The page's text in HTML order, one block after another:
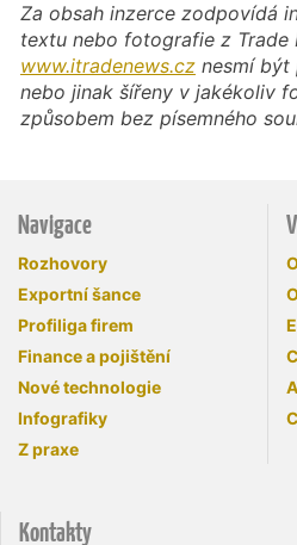
Za obsah inzerce zodpovídá
textu nebo fotografie z Trade
www.itradenews.cz nesmí být
nebo jinak šířeny v jakékoliv
způsobem bez písemného
Navigace
Rozhovory
Exportní šance
Profiliga firem
Finance a pojištění
Nové technologie
Infografiky
Z praxe
Kontakty